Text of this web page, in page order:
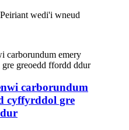
wedi'i wneud
carborundum
cyffyrddol gre